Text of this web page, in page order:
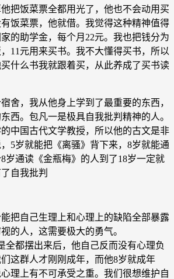
把饭菜票全都用光了，他也不会动用买
饭菜票，他就借。我觉得这种精神值得
的助学金，每个月22元。我也把钱分为
11元用来买书。我不大懂得买书，所以
什么书我就跟着买，从此养成了买书读
，我从他身上学到了最重要的东西，
西。包凡一是极具自我批判精神的人。
中国古代文学教授，所以他的古文是非
5岁就能把《离骚》背下来，8岁就能通
岁通读《金瓶梅》的人到了18岁一定就
自我批判
把自己生理上和心理上的缺陷全部暴露
的人，这需要极大的勇气。
全都摆出来后，他自己反而没有心理负
这群人才刚刚成年，而他8岁就成年
理上有不可承受之重。我们很想维护自